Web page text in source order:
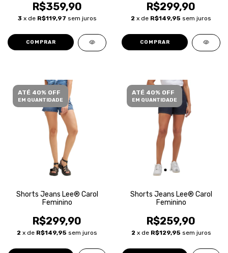
R$359,90
3 x de R$119,97 sem juros
COMPRAR
R$299,90
2 x de R$149,95 sem juros
COMPRAR
ATÉ 40% OFF
EM QUANTIDADE
Shorts Jeans Lee® Carol
Feminino
R$299,90
2 x de R$149,95 sem juros
ATÉ 40% OFF
EM QUANTIDADE
Shorts Jeans Lee® Carol
Feminino
R$259,90
2 x de R$129,95 sem juros